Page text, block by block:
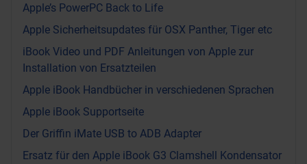
Apple’s PowerPC Back to Life
Apple Sicherheitsupdates für OSX Panther, Tiger etc
iBook Video und PDF Anleitungen von Apple zur
Installation von Ersatzteilen
Apple iBook Handbücher in verschiedenen Sprachen
Apple iBook Supportseite
Der Griffin iMate USB to ADB Adapter
Ersatz für den Apple iBook G3 Clamshell Kondensator